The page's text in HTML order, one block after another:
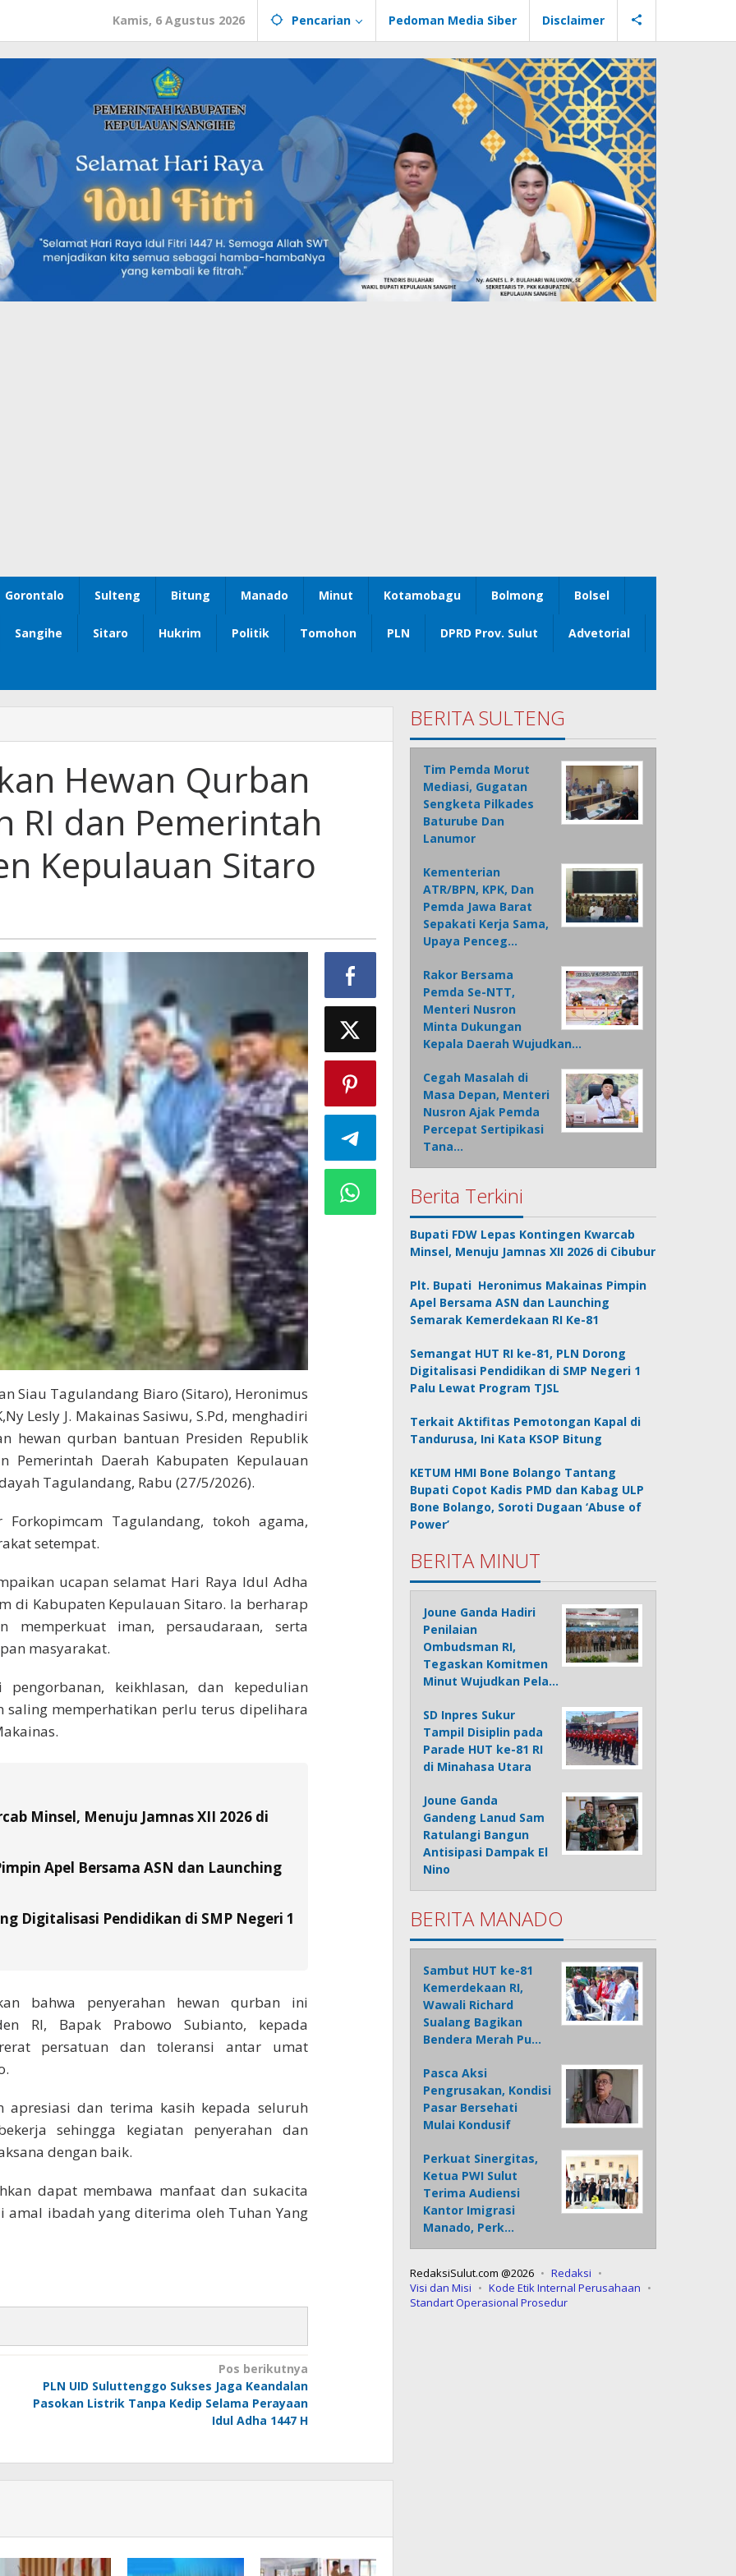
Kamis, 6 Agustus 2026 Pencarian Pedoman Media Siber Disclaimer
Gorontalo Sulteng Bitung Manado Minut Kotamobagu Bolmong Bolsel
Sangihe Sitaro Hukrim Politik Tomohon PLN DPRD Prov. Sulut Advetorial
Hewan Qurban
RI dan Pemerintah
Kepulauan Sitaro
Siau Tagulandang Biaro (Sitaro), Heronimus
Lesly J. Makainas Sasiwu, S.Pd, menghadiri
hewan qurban bantuan Presiden Republik
Pemerintah Daerah Kabupaten Kepulauan
Tagulandang, Rabu (27/5/2026).
Tagulandang, tokoh agama,
setempat.
ucapan selamat Hari Raya Idul Adha
di Kabupaten Kepulauan Sitaro. Ia berharap
memperkuat iman, persaudaraan, serta
masyarakat.
keikhlasan, dan kepedulian
saling memperhatikan perlu terus dipelihara
Minsel, Menuju Jamnas XII 2026 di
Apel Bersama ASN dan Launching
Digitalisasi Pendidikan di SMP Negeri 1
bahwa penyerahan hewan qurban ini
RI, Bapak Prabowo Subianto, kepada
persatuan dan toleransi antar umat
apresiasi dan terima kasih kepada seluruh
sehingga kegiatan penyerahan dan
dengan baik.
dapat membawa manfaat dan sukacita
ibadah yang diterima oleh Tuhan Yang
Pos berikutnya
PLN UID Suluttenggo Sukses Jaga Keandalan
Pasokan Listrik Tanpa Kedip Selama Perayaan
Idul Adha 1447 H
BERITA SULTENG
Tim Pemda Morut
Mediasi, Gugatan
Sengketa Pilkades
Baturube Dan
Lanumor
Kementerian
ATR/BPN, KPK, Dan
Pemda Jawa Barat
Sepakati Kerja Sama,
Upaya Penceg…
Rakor Bersama
Pemda Se-NTT,
Menteri Nusron
Minta Dukungan
Kepala Daerah Wujudkan…
Cegah Masalah di
Masa Depan, Menteri
Nusron Ajak Pemda
Percepat Sertipikasi
Tana…
Berita Terkini
Bupati FDW Lepas Kontingen Kwarcab
Minsel, Menuju Jamnas XII 2026 di Cibubur
Plt. Bupati Heronimus Makainas Pimpin
Apel Bersama ASN dan Launching
Semarak Kemerdekaan RI Ke-81
Semangat HUT RI ke-81, PLN Dorong
Digitalisasi Pendidikan di SMP Negeri 1
Palu Lewat Program TJSL
Terkait Aktifitas Pemotongan Kapal di
Tandurusa, Ini Kata KSOP Bitung
KETUM HMI Bone Bolango Tantang
Bupati Copot Kadis PMD dan Kabag ULP
Bone Bolango, Soroti Dugaan ‘Abuse of
Power’
BERITA MINUT
Joune Ganda Hadiri
Penilaian
Ombudsman RI,
Tegaskan Komitmen
Minut Wujudkan Pela…
SD Inpres Sukur
Tampil Disiplin pada
Parade HUT ke-81 RI
di Minahasa Utara
Joune Ganda
Gandeng Lanud Sam
Ratulangi Bangun
Antisipasi Dampak El
Nino
BERITA MANADO
Sambut HUT ke-81
Kemerdekaan RI,
Wawali Richard
Sualang Bagikan
Bendera Merah Pu…
Pasca Aksi
Pengrusakan, Kondisi
Pasar Bersehati
Mulai Kondusif
Perkuat Sinergitas,
Ketua PWI Sulut
Terima Audiensi
Kantor Imigrasi
Manado, Perk…
RedaksiSulut.com @2026
Redaksi
Visi dan Misi
Kode Etik Internal Perusahaan
Standart Operasional Prosedur